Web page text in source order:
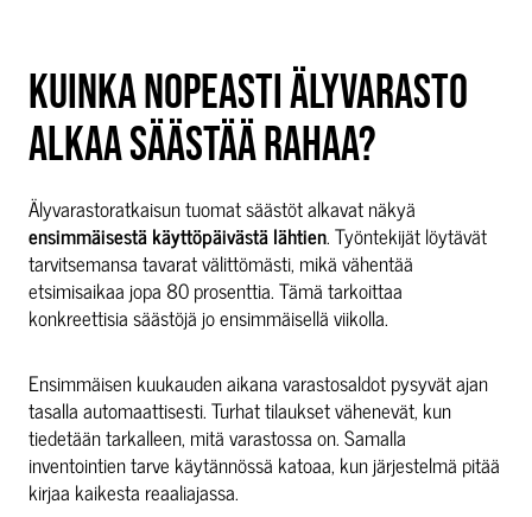
KUINKA NOPEASTI ÄLYVARASTO
ALKAA SÄÄSTÄÄ RAHAA?
Älyvarastoratkaisun tuomat säästöt alkavat näkyä
ensimmäisestä käyttöpäivästä lähtien. Työntekijät löytävät
tarvitsemansa tavarat välittömästi, mikä vähentää
etsimisaikaa jopa 80 prosenttia. Tämä tarkoittaa
konkreettisia säästöjä jo ensimmäisellä viikolla.
Ensimmäisen kuukauden aikana varastosaldot pysyvät ajan
tasalla automaattisesti. Turhat tilaukset vähenevät, kun
tiedetään tarkalleen, mitä varastossa on. Samalla
inventointien tarve käytännössä katoaa, kun järjestelmä pitää
kirjaa kaikesta reaaliajassa.